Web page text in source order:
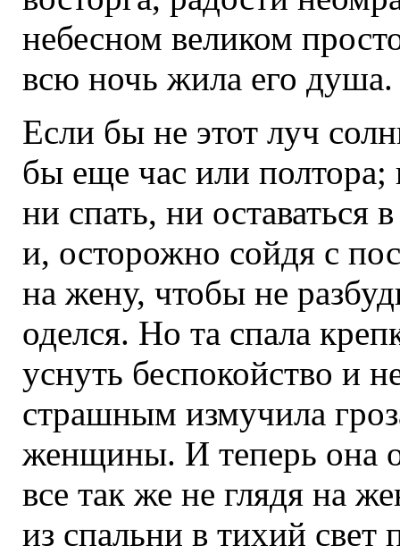
небесном великом
всю ночь жила его душа.
Если бы не этот луч
бы еще час или
ни спать, ни
и, осторожно сойдя с
на жену, чтобы не
оделся. Но та спала
уснуть беспокойство и
страшным измучила
женщины. И теперь она
все так же не глядя на
из спальни в тихий